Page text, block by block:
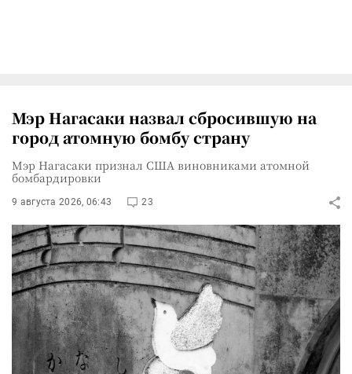
Мэр Нагасаки назвал сбросившую на
город атомную бомбу страну
Мэр Нагасаки признал США виновниками атомной
бомбардировки
9 августа 2026, 06:43 23